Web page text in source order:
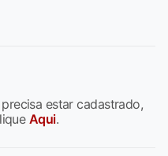
estar cadastrado,
Aqui.